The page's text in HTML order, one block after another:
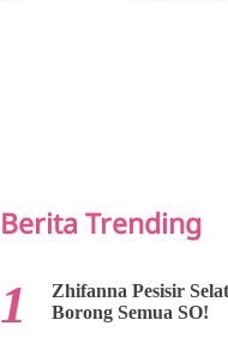
Berita Trending
Zhifanna Pesisir
Borong Semua SO!